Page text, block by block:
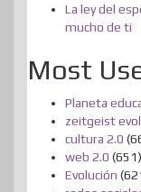
La ley del
mucho de ti
Most
Planeta
zeitgeist
cultura 2.0
web 2.0 (651)
Evolución